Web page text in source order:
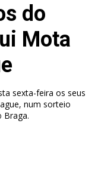
do
Mota
sexta-feira os seus
num sorteio
Braga.